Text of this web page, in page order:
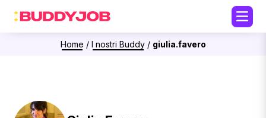
Home / I nostri Buddy/ giulia.favero